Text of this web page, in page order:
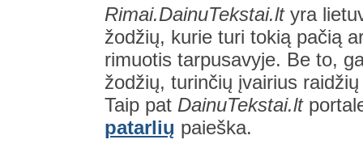
Rimai.DainuTekstai.ltyra
žodžių, kurie turi tokią pačią
rimuotis tarpusavyje. Be to,
žodžių, turinčių įvairius
Taip pat DainuTekstai.lt
patarlių paieška.